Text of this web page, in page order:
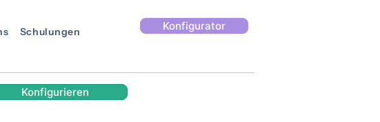
Schulungen Konfigurator
Konfigurieren